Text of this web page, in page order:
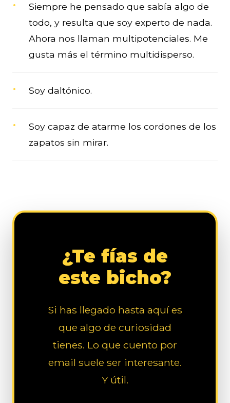
Siempre he pensado que sabía algo de
todo, y resulta que soy experto de nada.
Ahora nos llaman multipotenciales. Me
gusta más el término multidisperso.
Soy daltónico.
Soy capaz de atarme los cordones de los
zapatos sin mirar.
¿Te fías de
este bicho?
Si has llegado hasta aquí es
que algo de curiosidad
tienes. Lo que cuento por
email suele ser interesante.
Y útil.